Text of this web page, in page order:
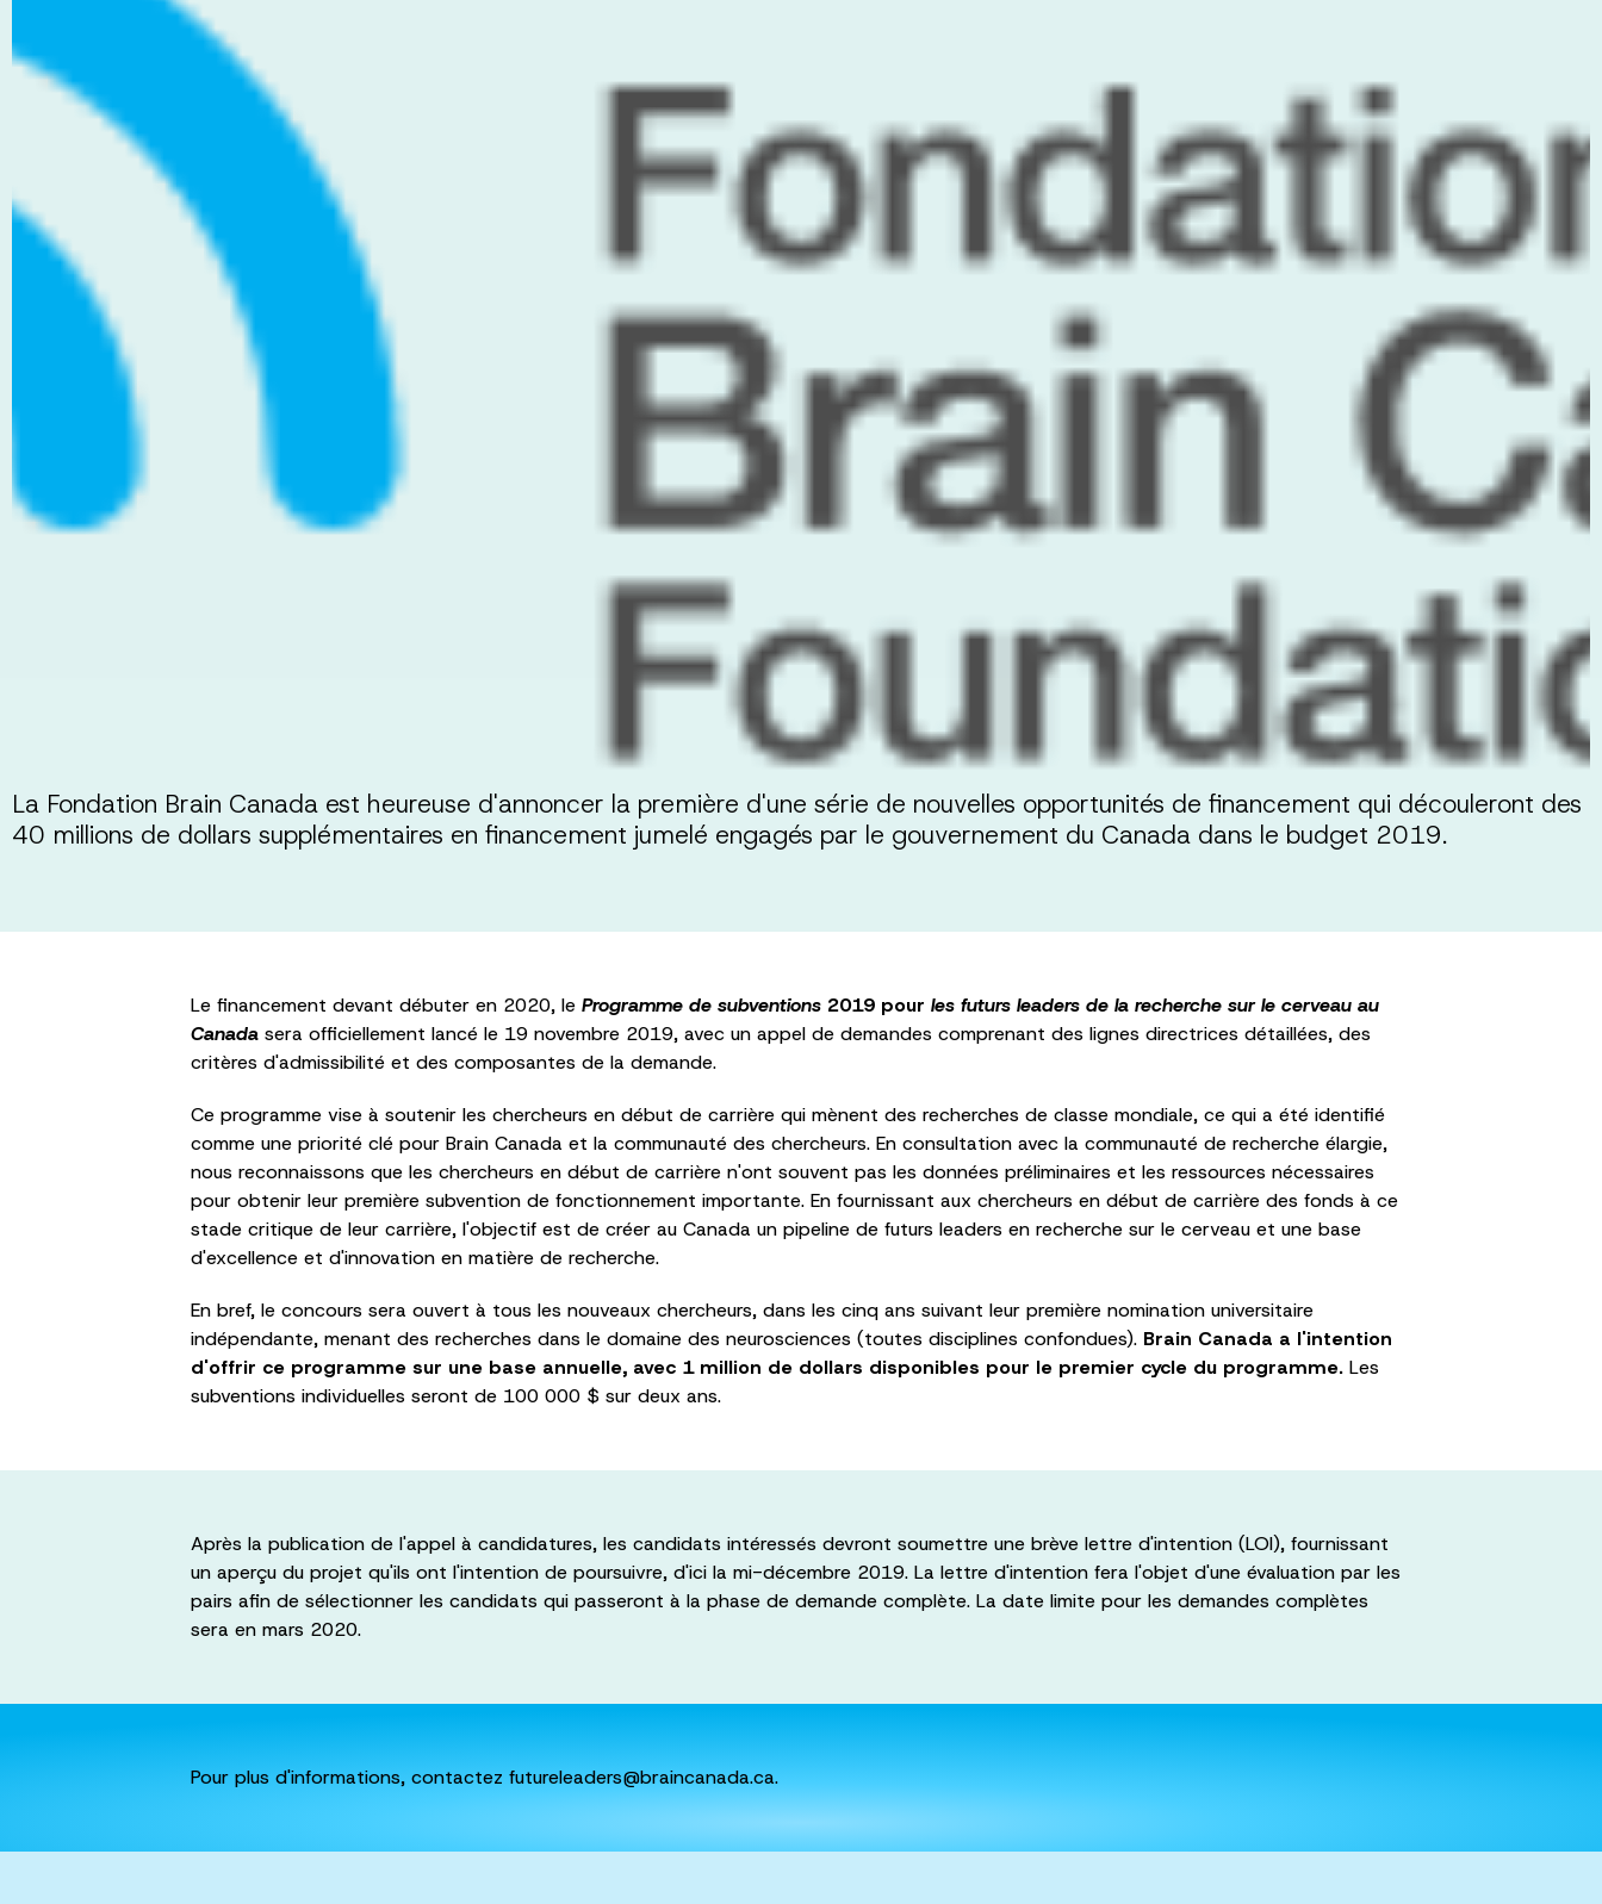
La Fondation Brain Canada est heureuse d'annoncer la première d'une série de nouvelles opportunités de financement qui découleront des
40 millions de dollars supplémentaires en financement jumelé engagés par le gouvernement du Canada dans le budget 2019.
Le financement devant débuter en 2020, le Programme de subventions 2019 pour les futurs leaders de la recherche sur le cerveau au
Canada sera officiellement lancé le 19 novembre 2019, avec un appel de demandes comprenant des lignes directrices détaillées, des
critères d'admissibilité et des composantes de la demande.
Ce programme vise à soutenir les chercheurs en début de carrière qui mènent des recherches de classe mondiale, ce qui a été identifié
comme une priorité clé pour Brain Canada et la communauté des chercheurs. En consultation avec la communauté de recherche élargie,
nous reconnaissons que les chercheurs en début de carrière n'ont souvent pas les données préliminaires et les ressources nécessaires
pour obtenir leur première subvention de fonctionnement importante. En fournissant aux chercheurs en début de carrière des fonds à ce
stade critique de leur carrière, l'objectif est de créer au Canada un pipeline de futurs leaders en recherche sur le cerveau et une base
d'excellence et d'innovation en matière de recherche.
En bref, le concours sera ouvert à tous les nouveaux chercheurs, dans les cinq ans suivant leur première nomination universitaire
indépendante, menant des recherches dans le domaine des neurosciences (toutes disciplines confondues). Brain Canada a l'intention
d'offrir ce programme sur une base annuelle, avec 1 million de dollars disponibles pour le premier cycle du programme. Les
subventions individuelles seront de 100 000 $ sur deux ans.
Après la publication de l'appel à candidatures, les candidats intéressés devront soumettre une brève lettre d'intention (LOI), fournissant
un aperçu du projet qu'ils ont l'intention de poursuivre, d'ici la mi-décembre 2019. La lettre d'intention fera l'objet d'une évaluation par les
pairs afin de sélectionner les candidats qui passeront à la phase de demande complète. La date limite pour les demandes complètes
sera en mars 2020.
Pour plus d'informations, contactez futureleaders@braincanada.ca.